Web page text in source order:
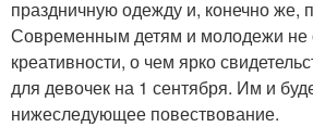
праздничную одежду и, конечно же,
Современным детям и молодежи не
креативности, о чем ярко
для девочек на 1 сентября. Им и
нижеследующее повествование.